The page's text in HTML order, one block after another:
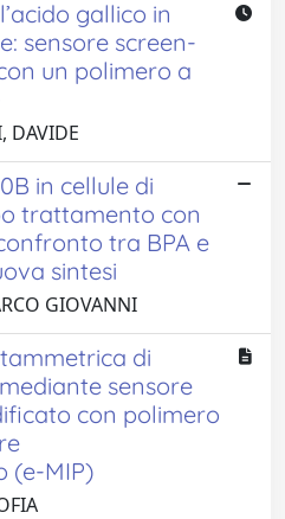
gallico in
sensore screen-
un polimero a
DAVIDE
in cellule di
trattamento con
tra BPA e
sintesi
GIOVANNI
di
sensore
con polimero
(e-MIP)